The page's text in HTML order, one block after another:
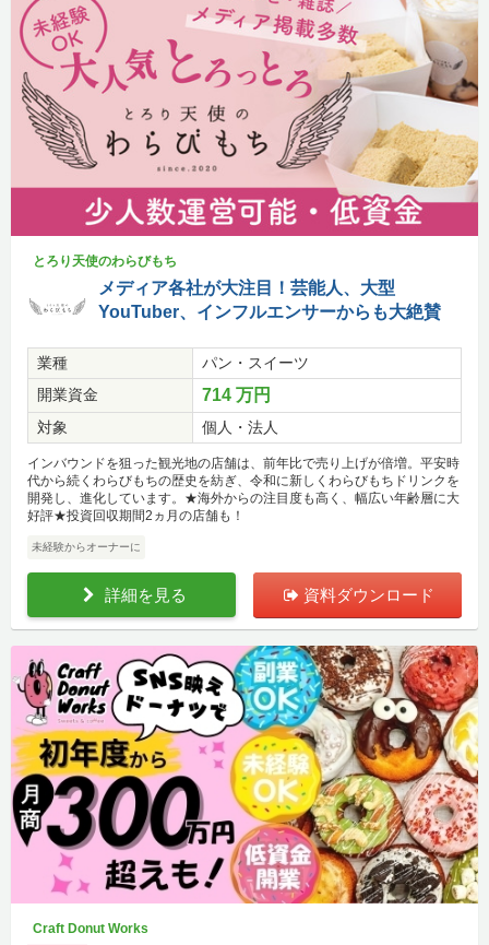
とろり天使のわらびもち
メディア各社が大注目！芸能人、大型
YouTuber、インフルエンサーからも大絶賛
業種
パン・スイーツ
開業資金
714 万円
対象 個人・法人
インバウンドを狙った観光地の店舗は、前年比で売り上げが倍増。平安時
代から続くわらびもちの歴史を紡ぎ、令和に新しくわらびもちドリンクを
開発し、進化しています。★海外からの注目度も高く、幅広い年齢層に大
好評★投資回収期間2ヵ月の店舗も！
未経験からオーナーに
詳細を見る 資料ダウンロード
Craft Donut Works